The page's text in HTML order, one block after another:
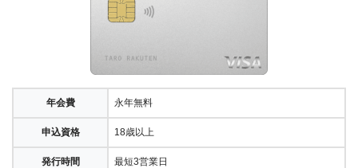
年会費 永年無料
申込資格 18歳以上
発行時間 最短3営業日